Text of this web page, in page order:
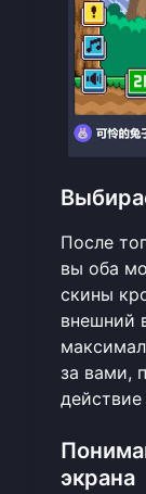
После
вы оба
скины
внешний
за вами,
действие
экрана